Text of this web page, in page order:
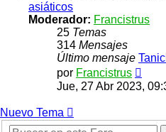
asiáticos
Moderador: Francistrus
25 Temas
314 Mensajes
Último mensaje
por Francistrus
Jue, 27 Abr 2023,
Nuevo Tema